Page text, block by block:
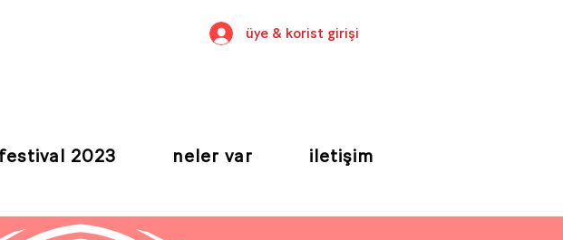
üye & korist girişi
2023 neler var iletişim